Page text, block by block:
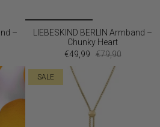
–
LIEBESKIND BERLIN Armband –
Chunky Heart
€49,99 €79,90
SALE